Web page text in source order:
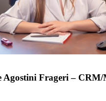
Agostini Frageri –